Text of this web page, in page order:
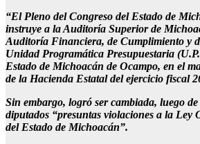
“El Pleno del Congreso del Estado de
instruye a la Auditoría Superior de
Auditoría Financiera, de Cumplimiento y
Unidad Programática Presupuestaria
Estado de Michoacán de Ocampo, en el
de la Hacienda Estatal del ejercicio fiscal
Sin embargo, logró ser cambiada, luego
diputados “presuntas violaciones a la Ley
del Estado de Michoacán”.